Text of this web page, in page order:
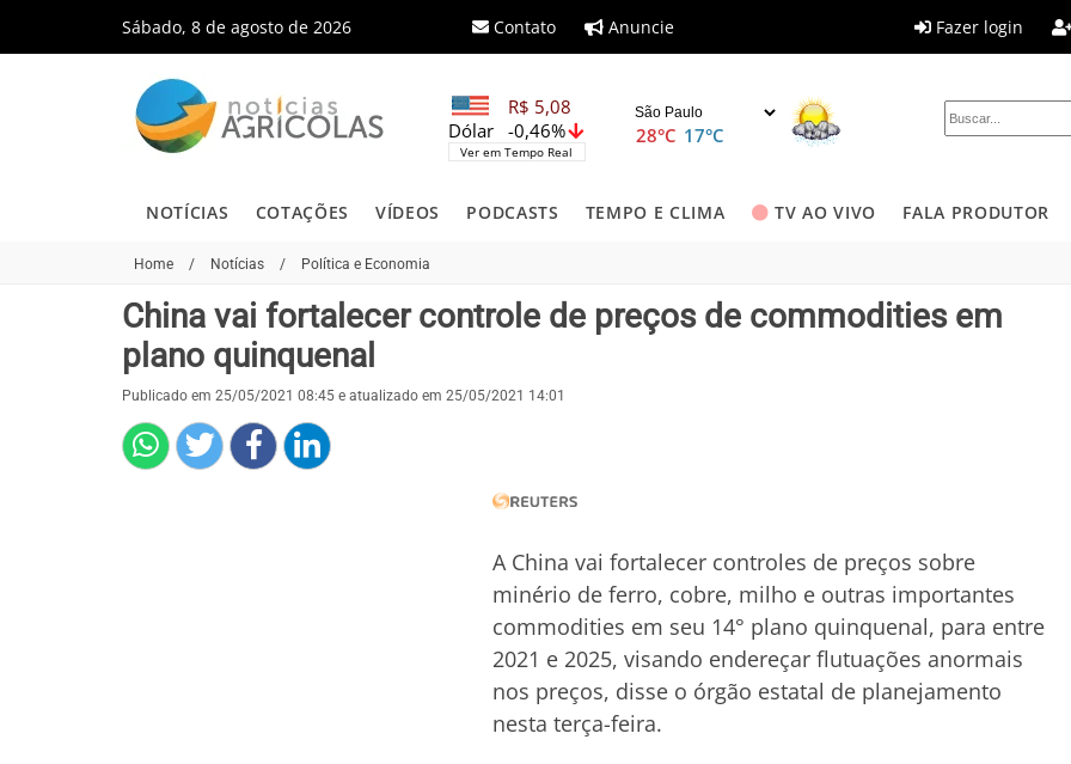
Sábado, 8 de agosto de 2026 Contato Anuncie Fazer login
R$ 5,08
-0,46%
Dólar
Ver em Tempo Real
28°C 17°C
NOTÍCIAS COTAÇÕES VÍDEOS PODCASTS TEMPO E CLIMA TV AO VIVO FALA PRODUTOR
Home / Notícias / Política e Economia
China vai fortalecer controle de preços de commodities em
plano quinquenal
Publicado em 25/05/2021 08:45 e atualizado em 25/05/2021 14:01
A China vai fortalecer controles de preços sobre
minério de ferro, cobre, milho e outras importantes
commodities em seu 14° plano quinquenal, para entre
2021 e 2025, visando endereçar flutuações anormais
nos preços, disse o órgão estatal de planejamento
nesta terça-feira.